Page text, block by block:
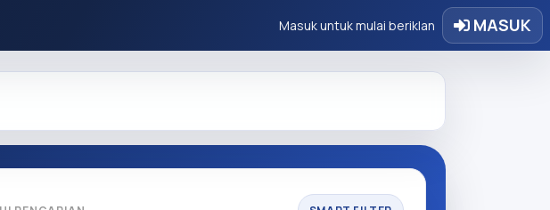
Masuk untuk mulai beriklan MASUK